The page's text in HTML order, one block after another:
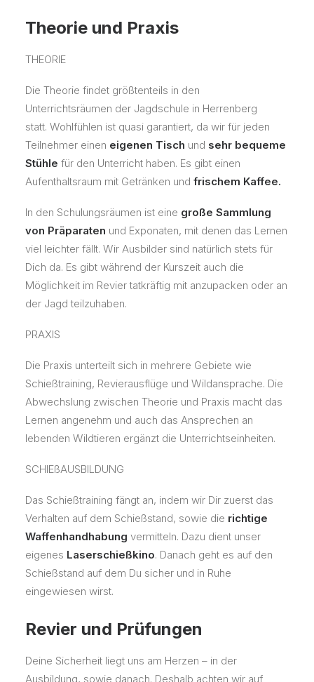
Theorie und Praxis
THEORIE
Die Theorie findet größtenteils in den
Unterrichtsräumen der Jagdschule in Herrenberg
statt. Wohlfühlen ist quasi garantiert, da wir für jeden
Teilnehmer einen eigenen Tisch und sehr bequeme
Stühle für den Unterricht haben. Es gibt einen
Aufenthaltsraum mit Getränken und frischem Kaffee.
In den Schulungsräumen ist eine große Sammlung
von Präparaten und Exponaten, mit denen das Lernen
viel leichter fällt. Wir Ausbilder sind natürlich stets für
Dich da. Es gibt während der Kurszeit auch die
Möglichkeit im Revier tatkräftig mit anzupacken oder an
der Jagd teilzuhaben.
PRAXIS
Die Praxis unterteilt sich in mehrere Gebiete wie
Schießtraining, Revierausflüge und Wildansprache. Die
Abwechslung zwischen Theorie und Praxis macht das
Lernen angenehm und auch das Ansprechen an
lebenden Wildtieren ergänzt die Unterrichtseinheiten.
SCHIEßAUSBILDUNG
Das Schießtraining fängt an, indem wir Dir zuerst das
Verhalten auf dem Schießstand, sowie die richtige
Waffenhandhabung vermitteln. Dazu dient unser
eigenes Laserschießkino. Danach geht es auf den
Schießstand auf dem Du sicher und in Ruhe
eingewiesen wirst.
Revier und Prüfungen
Deine Sicherheit liegt uns am Herzen – in der
Ausbildung, sowie danach. Deshalb achten wir auf